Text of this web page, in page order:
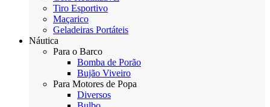
Tiro Esportivo
Maçarico
Geladeiras Portáteis
Náutica
Para o Barco
Bomba de Porão
Bujão Viveiro
Para Motores de Popa
Diversos